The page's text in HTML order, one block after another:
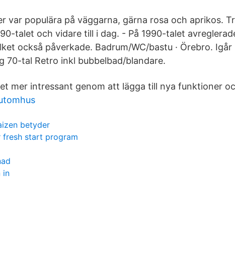
var populära på väggarna, gärna rosa och aprikos.
talet och vidare till i dag. - På 1990-talet
också påverkade. Badrum/WC/bastu · Örebro. Igår
70-tal Retro inkl bubbelbad/blandare.
mer intressant genom att lägga till nya funktioner
betyder
fresh start program
in